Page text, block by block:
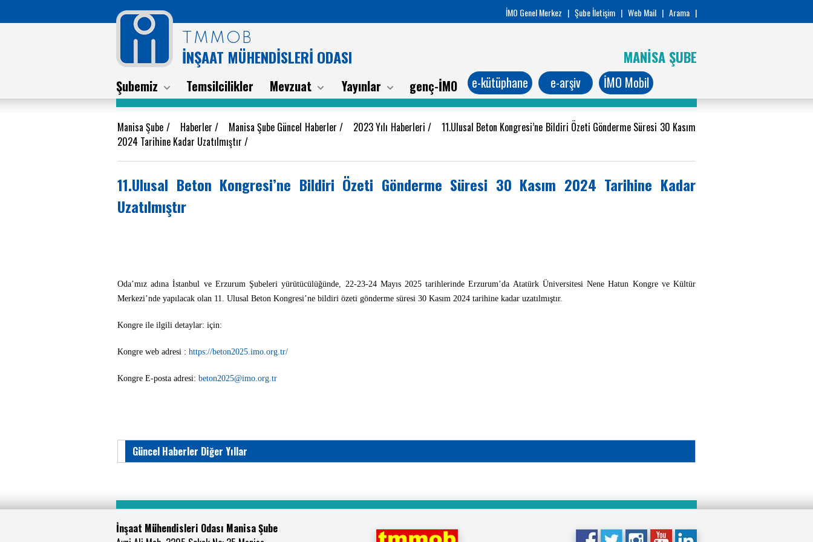
İMO Genel Merkez | Şube İletişim | Web Mail | Arama |
TMMOB
İNŞAAT MÜHENDİSLERİ ODASI MANİSA ŞUBE
Şubemiz Temsilcilikler Mevzuat Yayınlar genç-İMO e-kütüphane e-arşiv İMO Mobil
Manisa Şube / Haberler / Manisa Şube Güncel Haberler / 2023 Yılı Haberleri / 11.Ulusal Beton Kongresi’ne Bildiri Özeti Gönderme Süresi 30 Kasım
2024 Tarihine Kadar Uzatılmıştır /
11.Ulusal Beton Kongresi’ne Bildiri Özeti Gönderme Süresi 30 Kasım 2024 Tarihine Kadar
Uzatılmıştır
Oda’mız adına İstanbul ve Erzurum Şubeleri yürütücülüğünde, 22-23-24 Mayıs 2025 tarihlerinde Erzurum’da Atatürk Üniversitesi Nene Hatun Kongre ve Kültür
Merkezi’nde yapılacak olan 11. Ulusal Beton Kongresi’ne bildiri özeti gönderme süresi 30 Kasım 2024 tarihine kadar uzatılmıştır.
Kongre ile ilgili detaylar: için:
Kongre web adresi : https://beton2025.imo.org.tr/
Kongre E-posta adresi: beton2025@imo.org.tr
Güncel Haberler Diğer Yıllar
İnşaat Mühendisleri Odası Manisa Şube